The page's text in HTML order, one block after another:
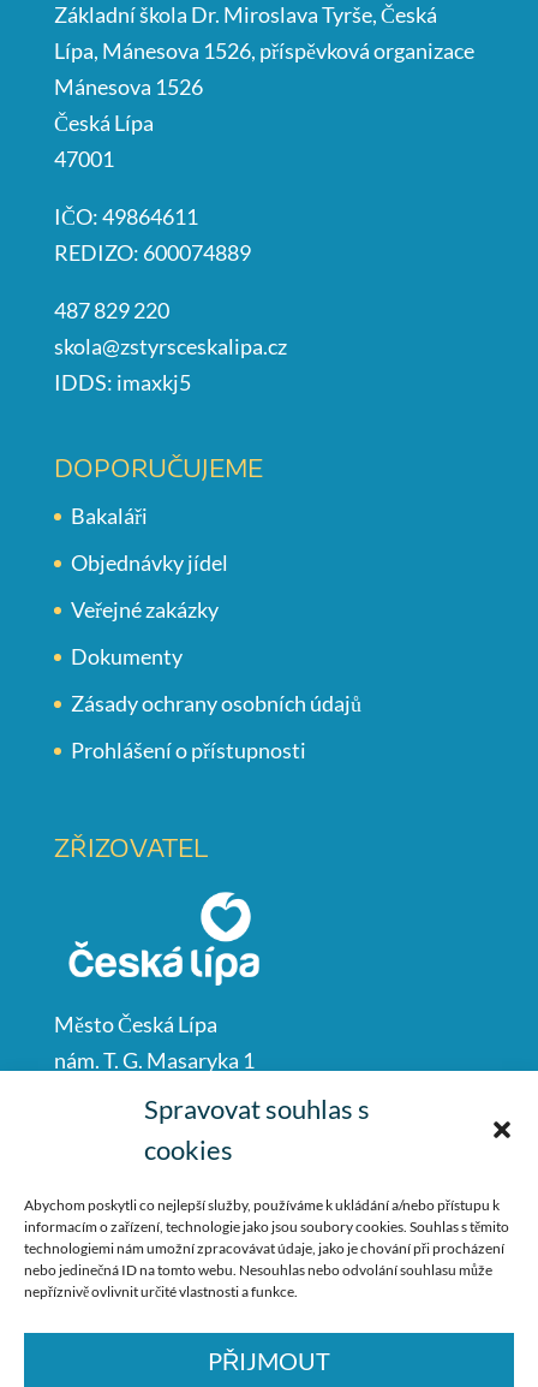
Spravovat souhlas s
cookies
Abychom poskytli co nejlepší služby, používáme k ukládání a/nebo přístupu k
informacím o zařízení, technologie jako jsou soubory cookies. Souhlas s těmito
technologiemi nám umožní zpracovávat údaje, jako je chování při procházení
nebo jedinečná ID na tomto webu. Nesouhlas nebo odvolání souhlasu může
nepříznivě ovlivnit určité vlastnosti a funkce.
PŘIJMOUT
Základní škola Dr. Miroslava Tyrše, Česká
Lípa, Mánesova 1526, příspěvková organizace
Mánesova 1526
Česká Lípa
47001
IČO: 49864611
REDIZO: 600074889
487 829 220
skola@zstyrsceskalipa.cz
IDDS: imaxkj5
DOPORUČUJEME
Bakaláři
Objednávky jídel
Veřejné zakázky
Dokumenty
Zásady ochrany osobních údajů
Prohlášení o přístupnosti
ZŘIZOVATEL
Město Česká Lípa
nám. T. G. Masaryka 1
Česká Lípa
487 881 111
podatelna@mucl.cz